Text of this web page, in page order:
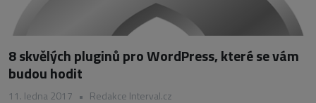
8 skvělých pluginů pro WordPress, které se vám
budou hodit
11. ledna 2017 • Redakce Interval.cz